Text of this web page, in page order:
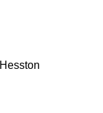
Hesston